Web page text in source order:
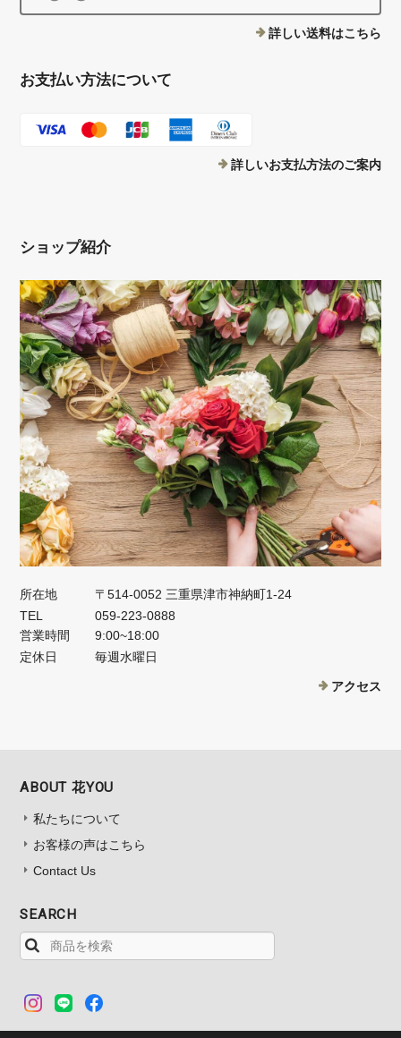
詳しい送料はこちら
お支払い方法について
詳しいお支払方法のご案内
ショップ紹介
所在地
〒514-0052 三重県津市神納町1-24
TEL
059-223-0888
営業時間
9:00~18:00
定休日
毎週水曜日
アクセス
ABOUT 花YOU
私たちについて
お客様の声はこちら
Contact Us
SEARCH